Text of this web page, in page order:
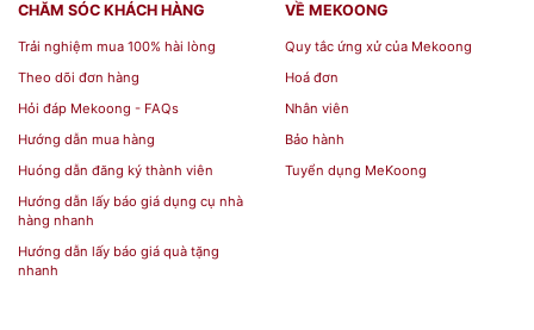
CHĂM SÓC KHÁCH HÀNG
Trải nghiệm mua 100% hài lòng
Theo dõi đơn hàng
Hỏi đáp Mekoong - FAQs
Hướng dẫn mua hàng
Huóng dẫn đăng ký thành viên
Hướng dẫn lấy báo giá dụng cụ nhà
hàng nhanh
Hướng dẫn lấy báo giá quà tặng
nhanh
VỀ MEKOONG
Quy tắc ứng xử của Mekoong
Hoá đơn
Nhân viên
Bảo hành
Tuyển dụng MeKoong